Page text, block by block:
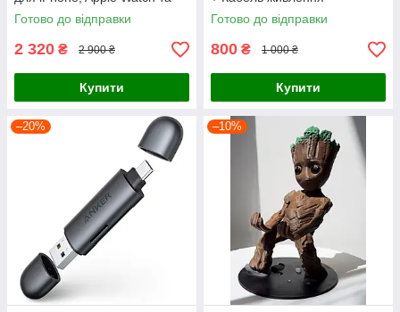
AirPods, Чорна
Готово до відправки
2 320 ₴ 2 900 ₴
Купити
Готово до відправки
800 ₴ 1 000 ₴
Купити
–20% –10%